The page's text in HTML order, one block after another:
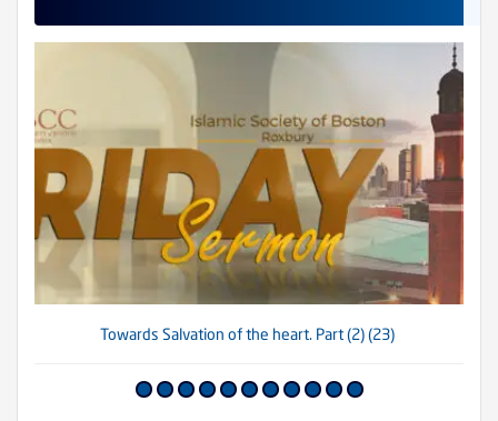
(23) Towards Salvation of the heart. Part (2)